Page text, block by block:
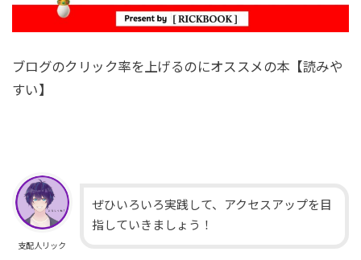
ブログのクリック率を上げるのにオススメの本【読みや
すい】
支配人リック
ぜひいろいろ実践して、アクセスアップを目
指していきましょう！